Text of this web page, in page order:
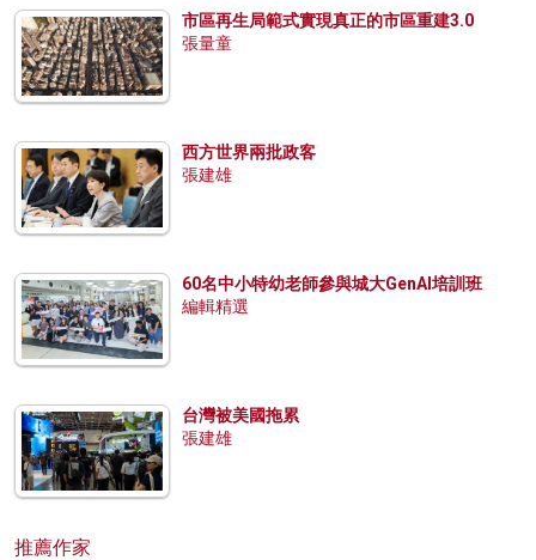
市區再生局範式實現真正的市區重建3.0
張量童
西方世界兩批政客
張建雄
60名中小特幼老師參與城大GenAI培訓班
編輯精選
台灣被美國拖累
張建雄
推薦作家